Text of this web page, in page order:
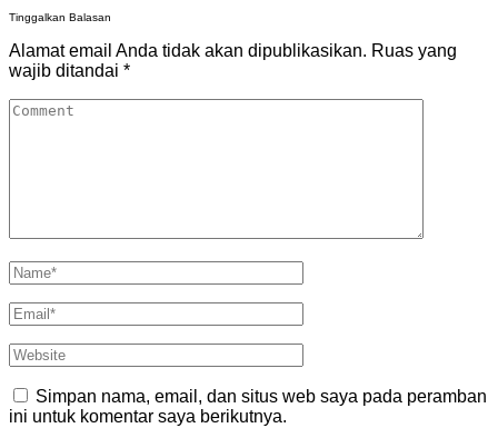
Tinggalkan Balasan
Alamat email Anda tidak akan dipublikasikan. Ruas yang
wajib ditandai *
Simpan nama, email, dan situs web saya pada peramban
ini untuk komentar saya berikutnya.